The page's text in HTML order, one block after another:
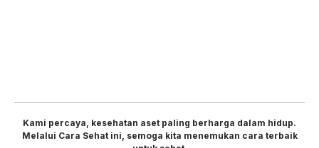
Kami percaya, kesehatan aset paling berharga dalam hidup.
Melalui Cara Sehat ini, semoga kita menemukan cara terbaik